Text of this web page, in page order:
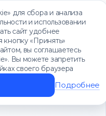
для сбора и анализа
и использовании
сайт удобнее
кнопку «Принять»
вы соглашаетесь
Вы можете запретить
своего браузера
Подробнее